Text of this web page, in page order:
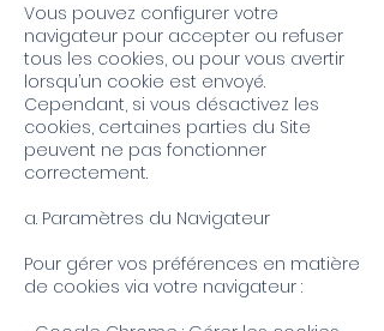
Vous pouvez configurer votre
navigateur pour accepter ou refuser
tous les cookies, ou pour vous avertir
lorsqu’un cookie est envoyé.
Cependant, si vous désactivez les
cookies, certaines parties du Site
peuvent ne pas fonctionner
correctement.
a. Paramètres du Navigateur
Pour gérer vos préférences en matière
de cookies via votre navigateur :